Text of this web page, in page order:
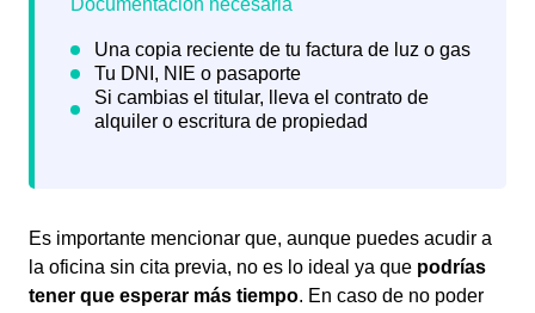
Es importante mencionar que, aunque puedes acudir a
la oficina sin cita previa, no es lo ideal ya que podrías
tener que esperar más tiempo. En caso de no poder